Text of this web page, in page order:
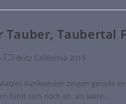
Tauber, Taubertal
Britz California 2019
Funkwecker zeigen gerade
fühlt sich noch an, als wäre…